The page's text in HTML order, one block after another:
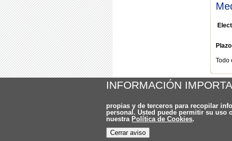
Todo
INFORMACIÓN
propias y de terceros para recopilar
personal. Usted puede permitir su uso
nuestra Política de Cookies.
Cerrar aviso
© Gobierno de Canarias